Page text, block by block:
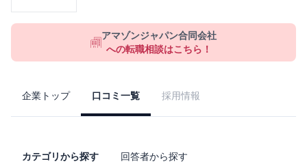
アマゾンジャパン合同会社
への転職相談はこちら！
企業トップ 口コミ一覧 採用情報
カテゴリから探す 回答者から探す